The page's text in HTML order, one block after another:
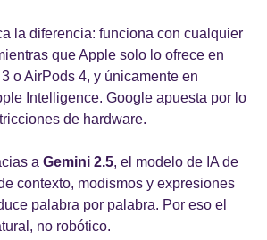
la diferencia: funciona con cualquier
que Apple solo lo ofrece en
o AirPods 4, y únicamente en
Intelligence. Google apuesta por lo
de hardware.
a Gemini 2.5, el modelo de IA de
contexto, modismos y expresiones
palabra por palabra. Por eso el
no robótico.